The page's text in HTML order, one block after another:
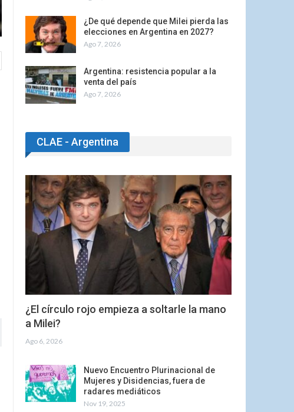
¿De qué depende que Milei pierda las
elecciones en Argentina en 2027?
Ago 7, 2026
Argentina: resistencia popular a la
venta del país
Ago 7, 2026
CLAE - Argentina
¿El círculo rojo empieza a soltarle la mano
a Milei?
Ago 6, 2026
Nuevo Encuentro Plurinacional de
Mujeres y Disidencias, fuera de
radares mediáticos
Nov 19, 2025